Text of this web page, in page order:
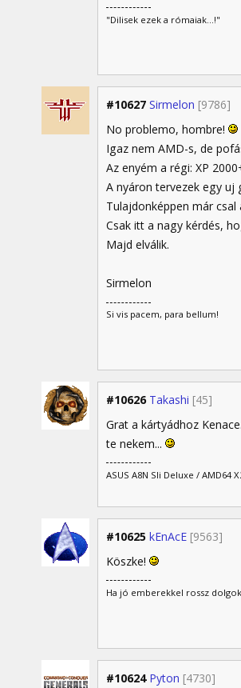
"Dilisek ezek a rómaiak...!"
#10627 Sirmelon [9786]
No problemo, hombre!
Igaz nem AMD-s, de
Az enyém a régi: XP
A nyáron tervezek egy uj
Tulajdonképpen már
Csak itt a nagy kérdés,
Majd elválik.
Sirmelon
Si vis pacem, para bellum!
#10626 Takashi [45]
Grat a kártyádhoz
te nekem...
ASUS A8N Sli Deluxe / AMD64
#10625 kEnAcE [9563]
Köszke!
Ha jó emberekkel rossz
#10624 Pyton [4730]